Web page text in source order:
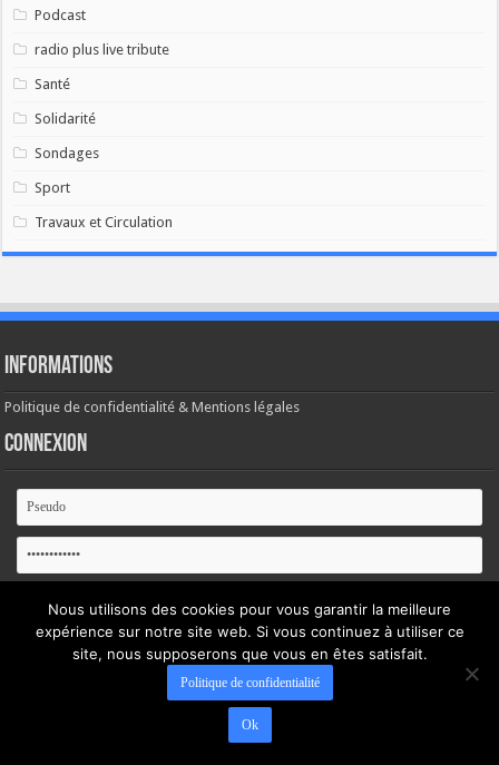
Podcast
radio plus live tribute
Santé
Solidarité
Sondages
Sport
Travaux et Circulation
Informations
Politique de confidentialité & Mentions légales
Connexion
Se souvenir de moi
Mot de passe oublié ?
Nous utilisons des cookies pour vous garantir la meilleure
expérience sur notre site web. Si vous continuez à utiliser ce
site, nous supposerons que vous en êtes satisfait.
Politique de confidentialité
Ok